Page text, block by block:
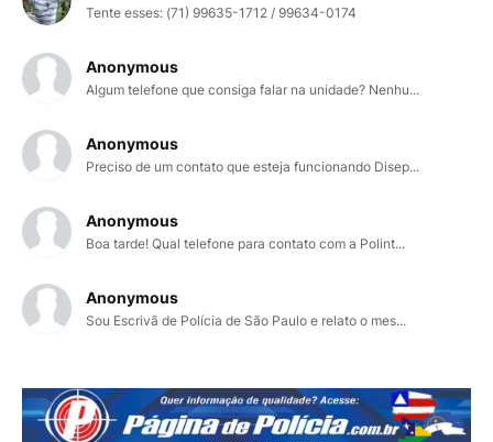
Tente esses: (71) 99635-1712 / 99634-0174
Anonymous
Algum telefone que consiga falar na unidade? Nenhu...
Anonymous
Preciso de um contato que esteja funcionando Disep...
Anonymous
Boa tarde! Qual telefone para contato com a Polint...
Anonymous
Sou Escrivã de Polícia de São Paulo e relato o mes...